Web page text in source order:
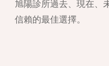
旭陽診所過去、現在、
信賴的最佳選擇。